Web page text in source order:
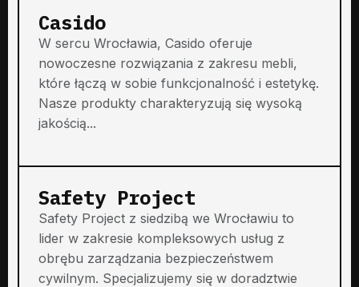
Casido
W sercu Wrocławia, Casido oferuje
nowoczesne rozwiązania z zakresu mebli,
które łączą w sobie funkcjonalność i estetykę.
Nasze produkty charakteryzują się wysoką
jakością...
Safety Project
Safety Project z siedzibą we Wrocławiu to
lider w zakresie kompleksowych usług z
obrębu zarządzania bezpieczeństwem
cywilnym. Specjalizujemy się w doradztwie